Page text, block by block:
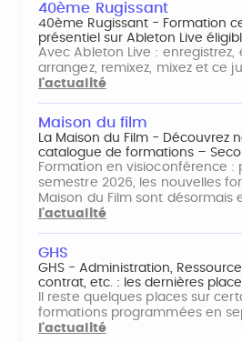
40ème Rugissant
40ème Rugissant - Formation
présentiel sur Ableton Live
Avec Ableton Live : enregistrez,
arrangez, remixez, mixez et ce
l'actualité
Maison du film
La Maison du Film - Découvrez
catalogue de formations –
Formation en visioconférence :
semestre 2026, les nouvelles
Maison du Film sont désormais
l'actualité
GHS
GHS - Administration,
contrat, etc. : les dernières
Il reste quelques places sur
formations programmées en
l'actualité